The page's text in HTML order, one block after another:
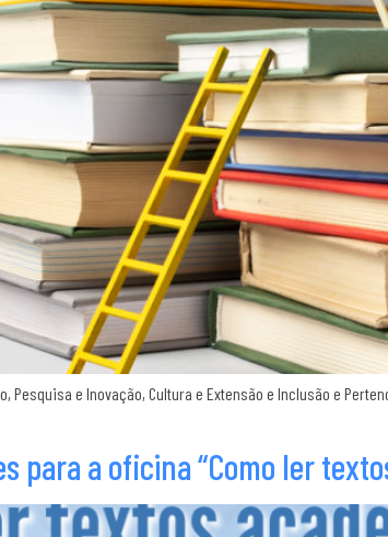
Pesquisa e Inovação, Cultura e Extensão e Inclusão e
para a oficina “Como ler